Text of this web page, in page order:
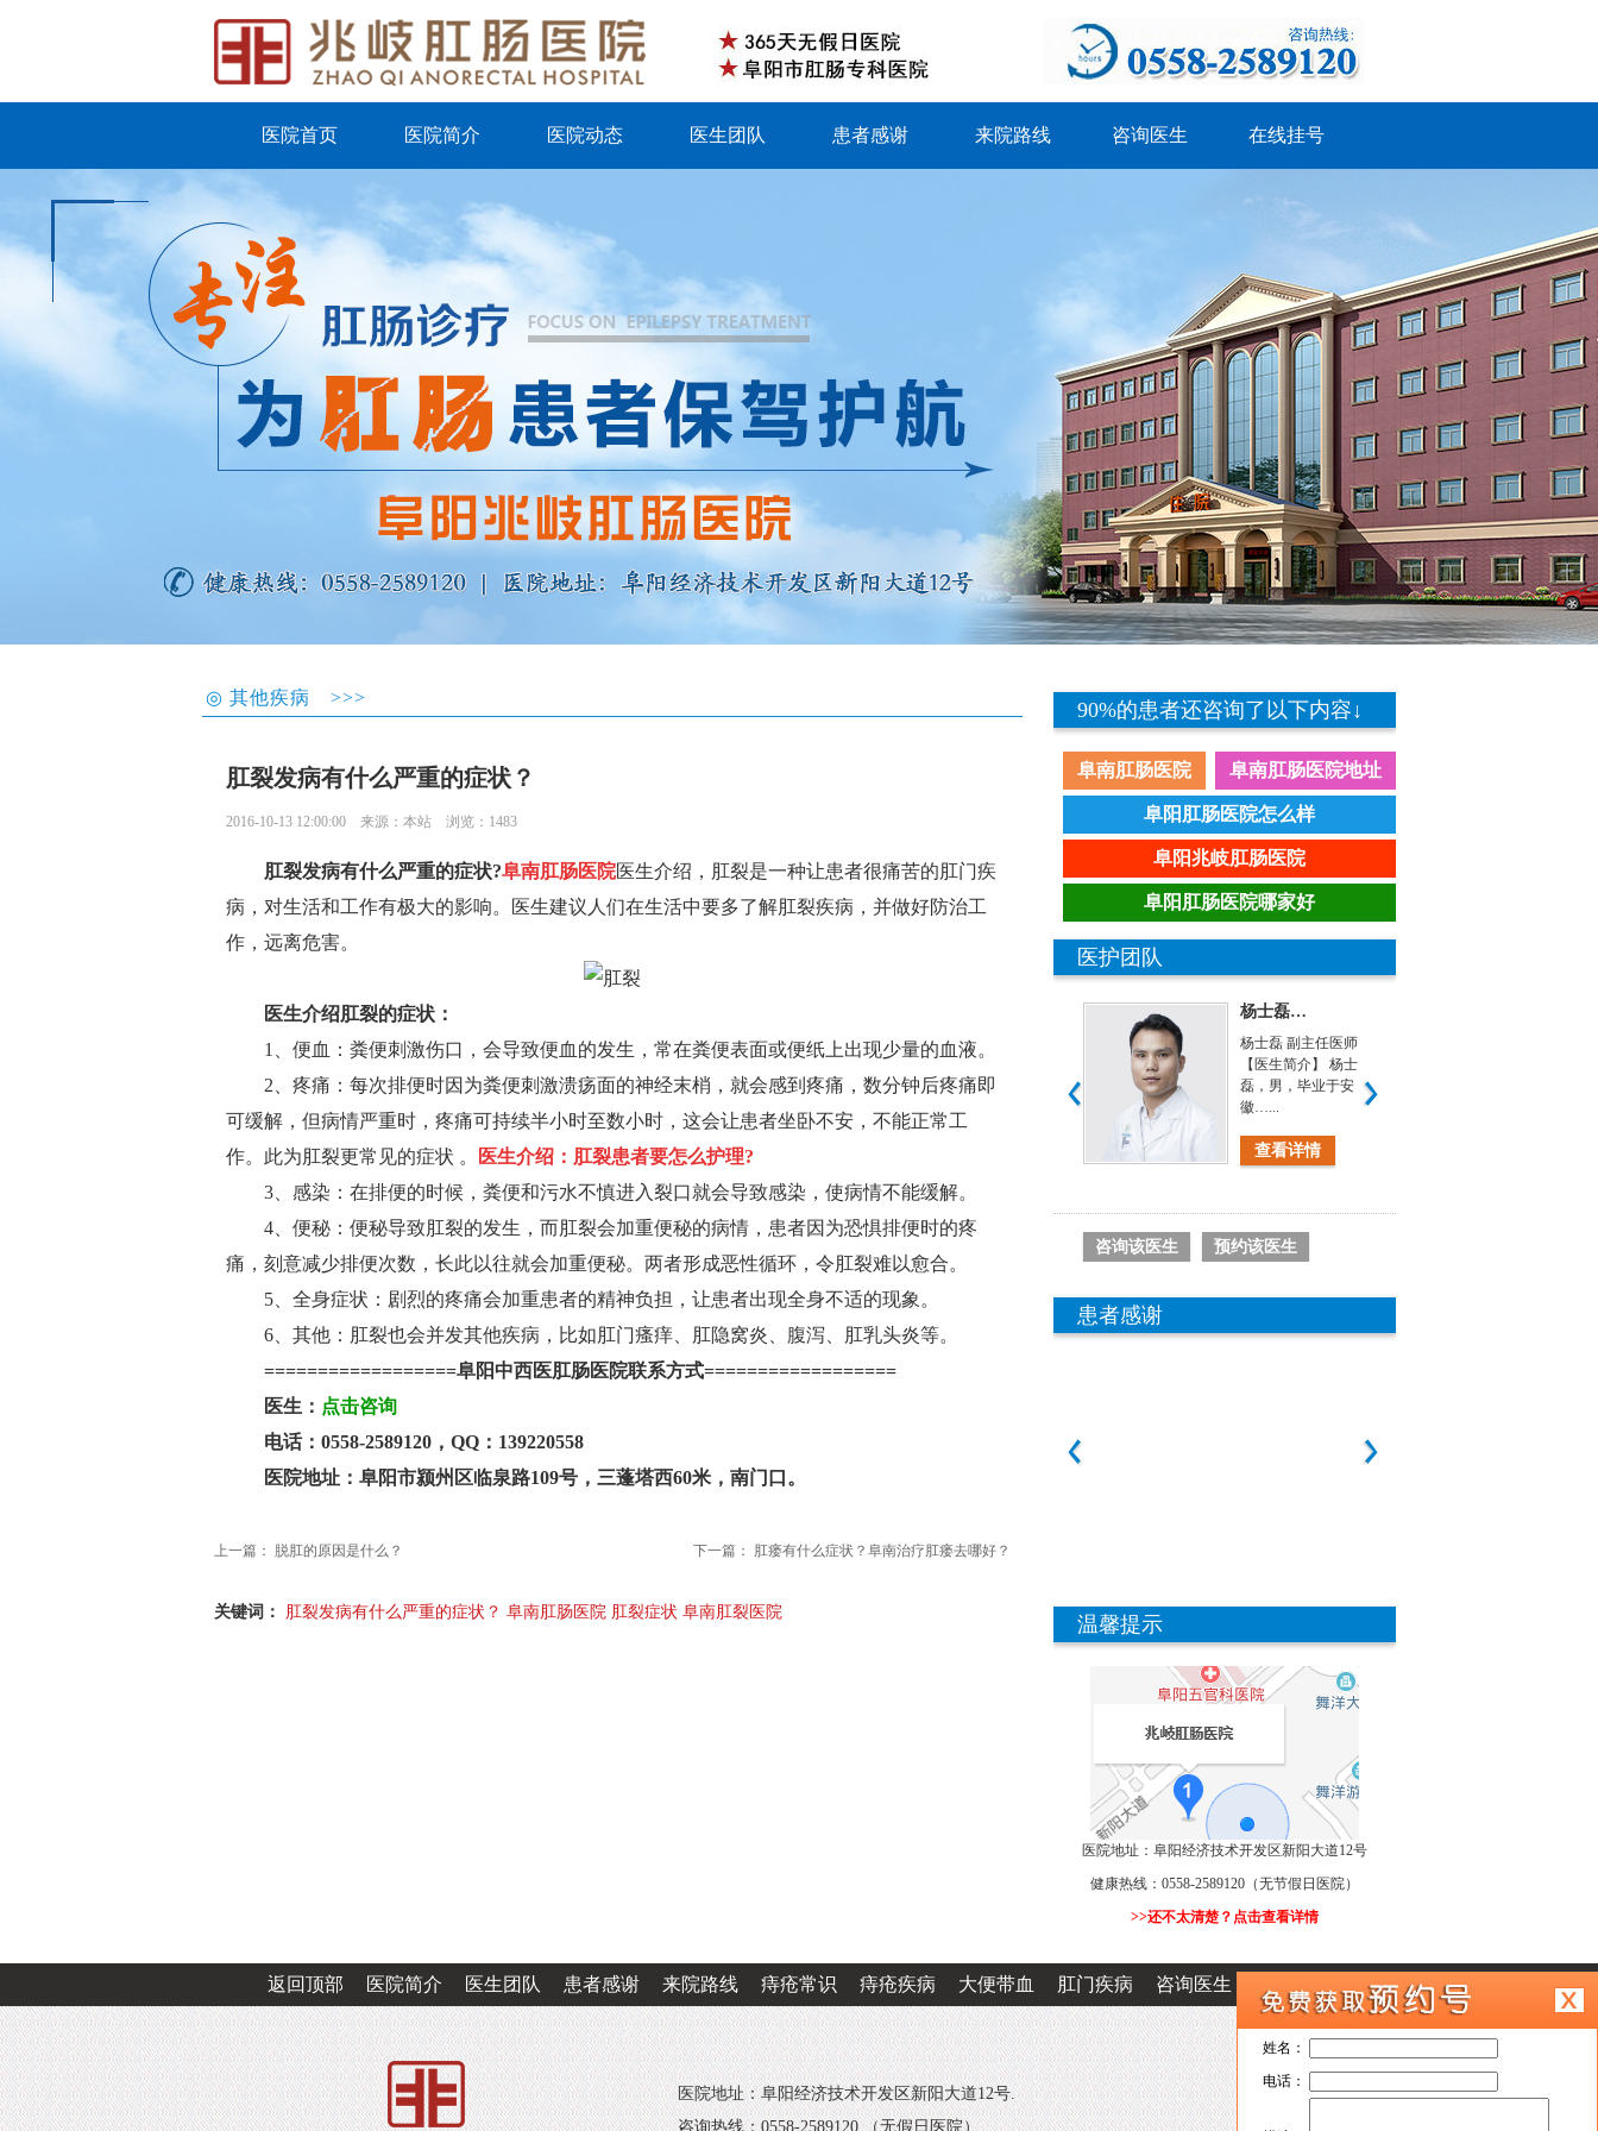
姓名：
电话：
医院首页 医院简介 医院动态 医生团队 患者感谢 来院路线 咨询医生 在线挂号
◎ 其他疾病 >>>
肛裂发病有什么严重的症状？
2016-10-13 12:00:00 来源：本站 浏览：1483
肛裂发病有什么严重的症状?阜南肛肠医院医生介绍，肛裂是一种让患者很痛苦的肛门疾
病，对生活和工作有极大的影响。医生建议人们在生活中要多了解肛裂疾病，并做好防治工
作，远离危害。
医生介绍肛裂的症状：
1、便血：粪便刺激伤口，会导致便血的发生，常在粪便表面或便纸上出现少量的血液。
2、疼痛：每次排便时因为粪便刺激溃疡面的神经末梢，就会感到疼痛，数分钟后疼痛即
可缓解，但病情严重时，疼痛可持续半小时至数小时，这会让患者坐卧不安，不能正常工
作。此为肛裂更常见的症状 。
医生介绍： 肛裂患者要怎么护理?
3、感染：在排便的时候，粪便和污水不慎进入裂口就会导致感染，使病情不能缓解。
4、便秘：便秘导致肛裂的发生，而肛裂会加重便秘的病情，患者因为恐惧排便时的疼
痛，刻意减少排便次数，长此以往就会加重便秘。两者形成恶性循环，令肛裂难以愈合。
5、全身症状：剧烈的疼痛会加重患者的精神负担，让患者出现全身不适的现象。
6、其他：肛裂也会并发其他疾病，比如肛门瘙痒、肛隐窝炎、腹泻、肛乳头炎等。
==================阜阳中西医肛肠医院联系方式==================
医生： 点击咨询
电话：0558-2589120，QQ：139220558
医院地址：阜阳市颍州区临泉路109号，三蓬塔西60米，南门口。
上一篇： 脱肛的原因是什么？ 下一篇： 肛瘘有什么症状？阜南治疗肛瘘去哪好？
关键词： 肛裂发病有什么严重的症状？ 阜南肛肠医院 肛裂症状 阜南肛裂医院
90%的患者还咨询了以下内容↓
阜南肛肠医院 阜南肛肠医院地址
阜阳肛肠医院怎么样
阜阳兆岐肛肠医院
阜阳肛肠医院哪家好
医护团队
余传学…
余传学--主治医生
中华医学肛肠学会
会员 安徽省中西医
结…...
查看详情
余洪艳 女性诊疗中
心主任 ★阜阳兆岐
肛肠医院女性肛肠
医生 【…...
查看详情
刘亮--副主任医师
大学中医临床系，
杨士磊…
杨士磊 副主任医师
【医生简介】 杨士
磊，男，毕业于安
徽…...
查看详情
咨询该医生 预约该医生
患者感谢
温馨提示
医院地址：阜阳经济技术开发区新阳大道12号
健康热线：0558-2589120（无节假日医院）
>>还不太清楚？点击查看详情
返回顶部 医院简介 医生团队 患者感谢 来院路线 痔疮常识 痔疮疾病 大便带血 肛门疾病 咨询医生
医院地址：阜阳经济技术开发区新阳大道12号.
咨询热线：0558-2589120 （无假日医院）